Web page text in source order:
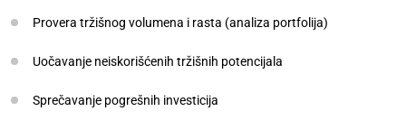
Provera tržišnog volumena i rasta (analiza portfolija)
Uočavanje neiskorišćenih tržišnih potencijala
Sprečavanje pogrešnih investicija